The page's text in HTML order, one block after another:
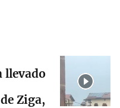
llevado
Ziga,